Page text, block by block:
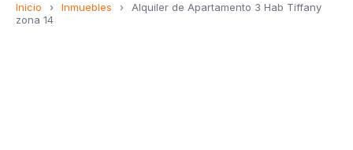
Inicio › Inmuebles ›
Alquiler de Apartamento 3 Hab Tiffany
zona 14